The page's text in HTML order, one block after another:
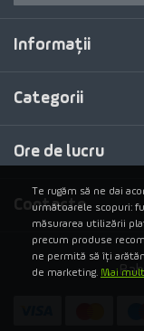
Informaţii
Categorii
Ore de lucru
Contacte
Te rugăm să ne dai
următoarele scopuri:
măsurarea utilizării
precum produse
ne permită să îți
de marketing. Mai